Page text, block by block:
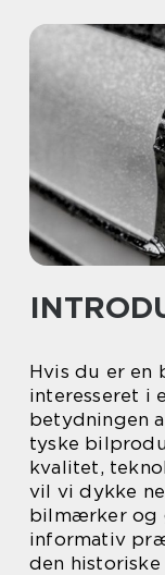
Hvis du er en
interesseret i
betydningen
tyske
kvalitet,
vil vi dykke
bilmærker og
informativ
den